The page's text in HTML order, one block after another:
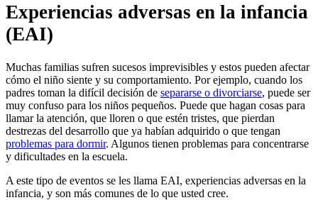
Experiencias adversas en la infancia
(EAI)
Muchas familias sufren sucesos imprevisibles y estos pueden afectar
cómo el niño siente y su comportamiento. Por ejemplo, cuando los
padres toman la difícil decisión de separarse o divorciarse, puede ser
muy confuso para los niños pequeños. Puede que hagan cosas para
llamar la atención, que lloren o que estén tristes, que pierdan
destrezas del desarrollo que ya habían adquirido o que tengan
problemas para dormir. Algunos tienen problemas para concentrarse
y dificultades en la escuela.
A este tipo de eventos se les llama EAI, experiencias adversas en la
infancia, y son más comunes de lo que usted cree.